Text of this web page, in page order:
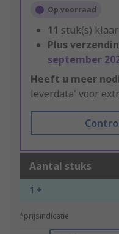
Op voorraad
11 stuk(s)
Plus
september
Heeft u meer
leverdata' voor
Aantal stuks
1 +
*prijsindicatie